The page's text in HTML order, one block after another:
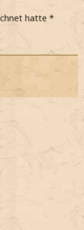
hatte *